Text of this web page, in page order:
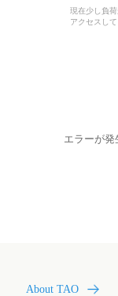
現在少し負
アクセスし
エラーが
About TAO